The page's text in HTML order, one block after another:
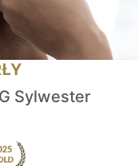
Sylwester